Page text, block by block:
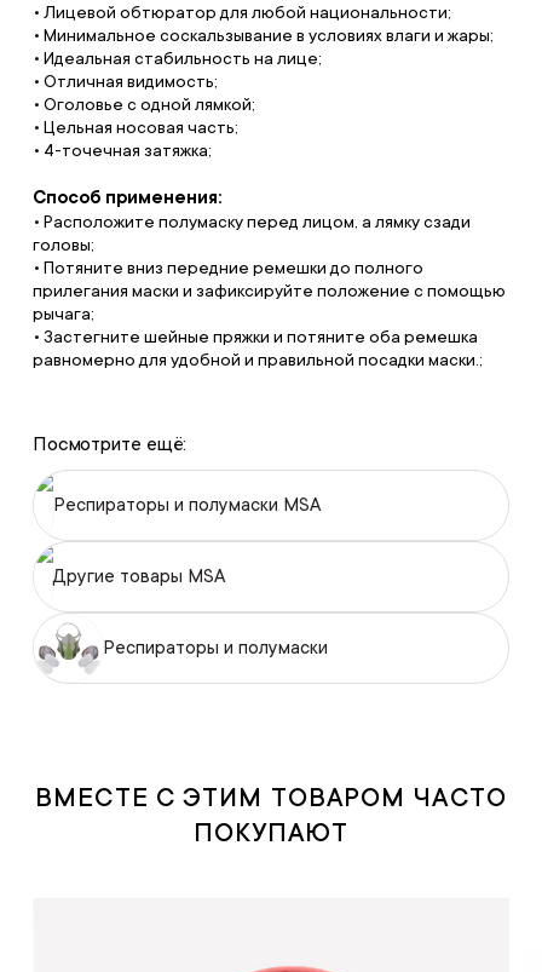
• Лицевой обтюратор для любой национальности;
• Минимальное соскальзывание в условиях влаги и жары;
• Идеальная стабильность на лице;
• Отличная видимость;
• Оголовье с одной лямкой;
• Цельная носовая часть;
• 4-точечная затяжка;
Способ применения:
• Расположите полумаску перед лицом, а лямку сзади
головы;
• Потяните вниз передние ремешки до полного
прилегания маски и зафиксируйте положение с помощью
рычага;
• Застегните шейные пряжки и потяните оба ремешка
равномерно для удобной и правильной посадки маски.;
Посмотрите ещё:
Респираторы и полумаски MSA
Другие товары MSA
Респираторы и полумаски
ВМЕСТЕ С ЭТИМ ТОВАРОМ ЧАСТО
ПОКУПАЮТ